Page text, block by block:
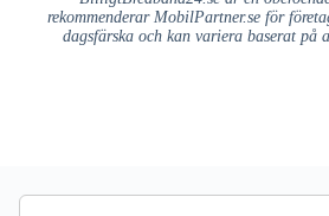
rekommenderar MobilPartner.se för
dagsfärska och kan variera baserat på